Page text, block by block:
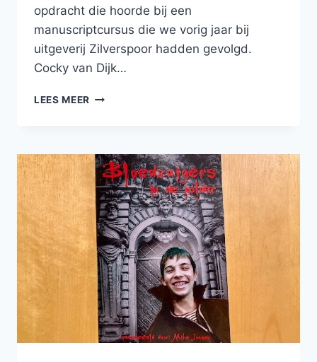
opdracht die hoorde bij een
manuscriptcursus die we vorig jaar bij
uitgeverij Zilverspoor hadden gevolgd.
Cocky van Dijk…
LEES MEER UPDATE